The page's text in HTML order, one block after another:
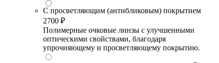
С просветляющим (антибликовым) покрытием
2700 ₽
Полимерные очковые линзы с улучшенными
оптическими свойствами, благодаря
упрочняющему и просветляющему покрытию.